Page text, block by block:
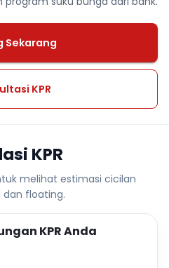
Sekarang
KPR
KPR
melihat estimasi cicilan
floating.
KPR Anda